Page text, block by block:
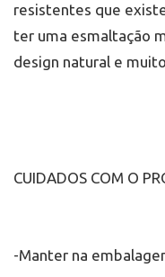
resistentes que
ter uma esmaltação
design natural e
CUIDADOS COM O
-Manter na